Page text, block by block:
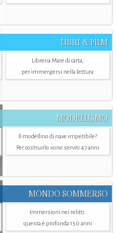
LIBRI & FILM
Libreria Mare di carta,
per immergersi nella lettura
MODELLISMO
Il modellino di nave irripetibile?
Per costruirlo sono serviti 47 anni
MONDO SOMMERSO
Immersioni nei relitti:
questa è profonda 150 anni